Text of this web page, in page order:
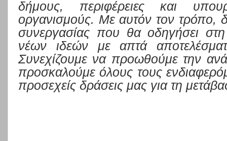
δήμους, περιφέρειες και
οργανισμούς. Με αυτόν τον τρόπο,
συνεργασίας που θα οδηγήσει
νέων ιδεών με απτά
Συνεχίζουμε να προωθούμε την
προσκαλούμε όλους τους
προσεχείς δράσεις μας για τη